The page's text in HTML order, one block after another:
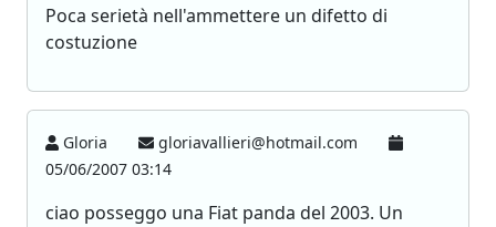
Poca serietà nell'ammettere un difetto di
costuzione
Gloria
gloriavallieri@hotmail.com
05/06/2007 03:14
ciao posseggo una Fiat panda del 2003. Un